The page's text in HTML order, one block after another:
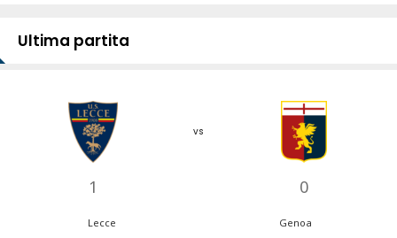
Ultima partita
1
vs
0
Lecce Genoa